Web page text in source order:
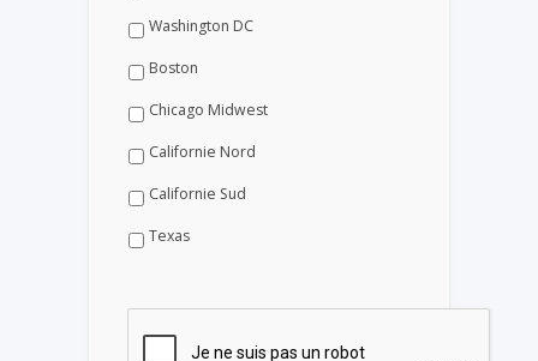
Washington DC
Boston
Chicago Midwest
Californie Nord
Californie Sud
Texas